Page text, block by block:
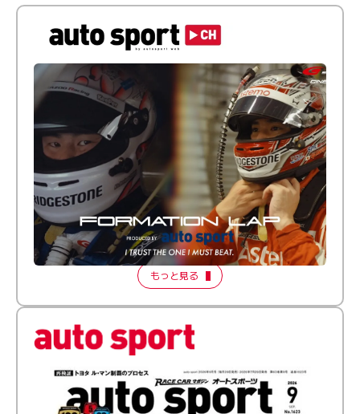
倒す相手を、信じてる。小林利徠斗 × 野村勇斗
【FORMATION LAP Produced by auto sport】
2026 Episode 2
もっと見る